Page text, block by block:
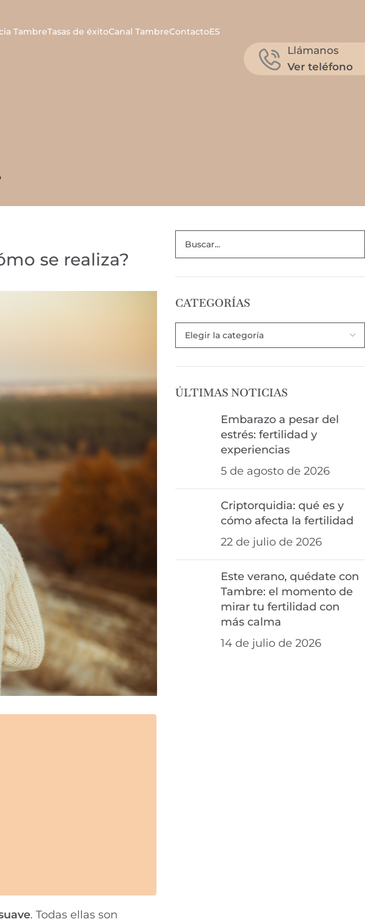
TambreTasas de éxitoCanal TambreContactoES
Llámanos
Ver teléfono
se realiza?
. Todas ellas son
CATEGORÍAS
ÚLTIMAS NOTICIAS
Embarazo a pesar del
estrés: fertilidad y
experiencias
5 de agosto de 2026
Criptorquidia: qué es y
cómo afecta la fertilidad
22 de julio de 2026
Este verano, quédate con
Tambre: el momento de
mirar tu fertilidad con
más calma
14 de julio de 2026